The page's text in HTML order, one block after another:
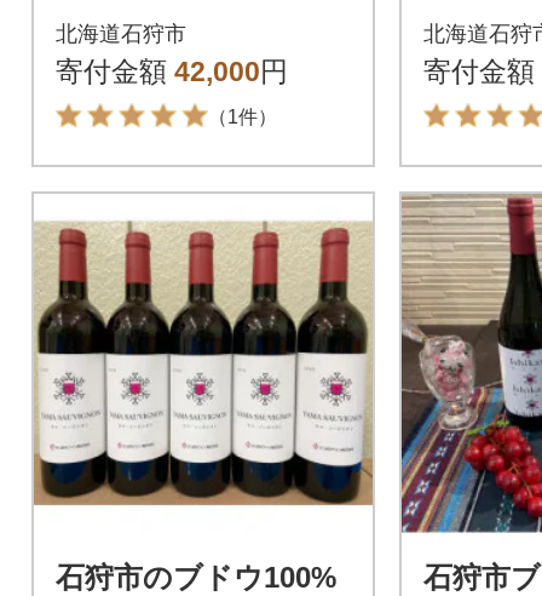
石狩ラベル入り5本セ
ット
北海道石狩市
寄付金額 42,000円
（1件）
ン(ロゼ
ト
北海道石狩
寄付金額
石狩市のブドウ100%
石狩市